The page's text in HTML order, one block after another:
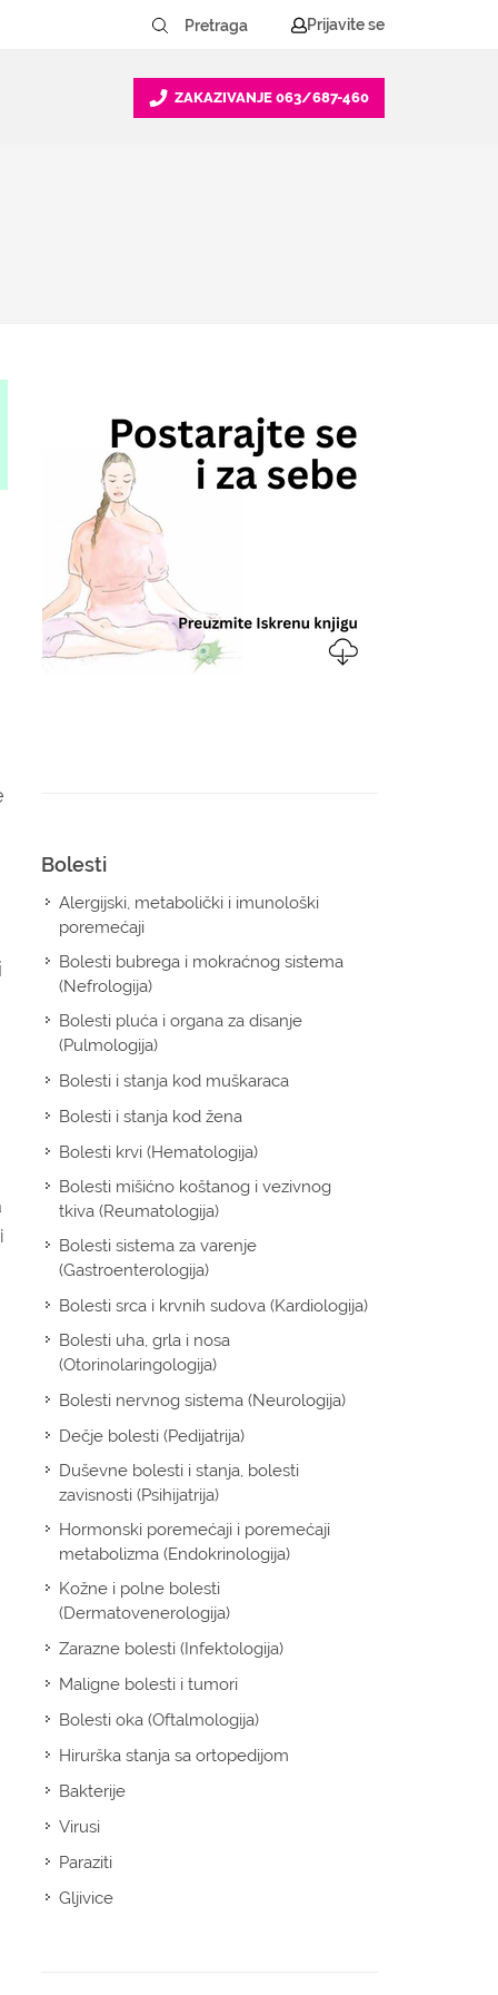
Prijavite se
ZAKAZIVANJE 063/687-460
Bolesti
Alergijski, metabolički i imunološki
poremećaji
Bolesti bubrega i mokraćnog sistema
(Nefrologija)
Bolesti pluća i organa za disanje
(Pulmologija)
Bolesti i stanja kod muškaraca
Bolesti i stanja kod žena
Bolesti krvi (Hematologija)
Bolesti mišićno koštanog i vezivnog
tkiva (Reumatologija)
Bolesti sistema za varenje
(Gastroenterologija)
Bolesti srca i krvnih sudova (Kardiologija)
Bolesti uha, grla i nosa
(Otorinolaringologija)
Bolesti nervnog sistema (Neurologija)
Dečje bolesti (Pedijatrija)
Duševne bolesti i stanja, bolesti
zavisnosti (Psihijatrija)
Hormonski poremećaji i poremećaji
metabolizma (Endokrinologija)
Kožne i polne bolesti
(Dermatovenerologija)
Zarazne bolesti (Infektologija)
Maligne bolesti i tumori
Bolesti oka (Oftalmologija)
Hirurška stanja sa ortopedijom
Bakterije
Virusi
Paraziti
Gljivice